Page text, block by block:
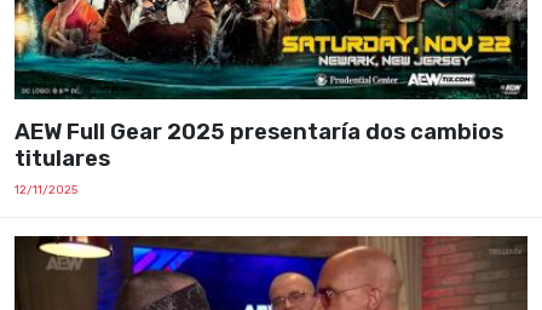
AEW Full Gear 2025 presentaría dos cambios
titulares
12/11/2025